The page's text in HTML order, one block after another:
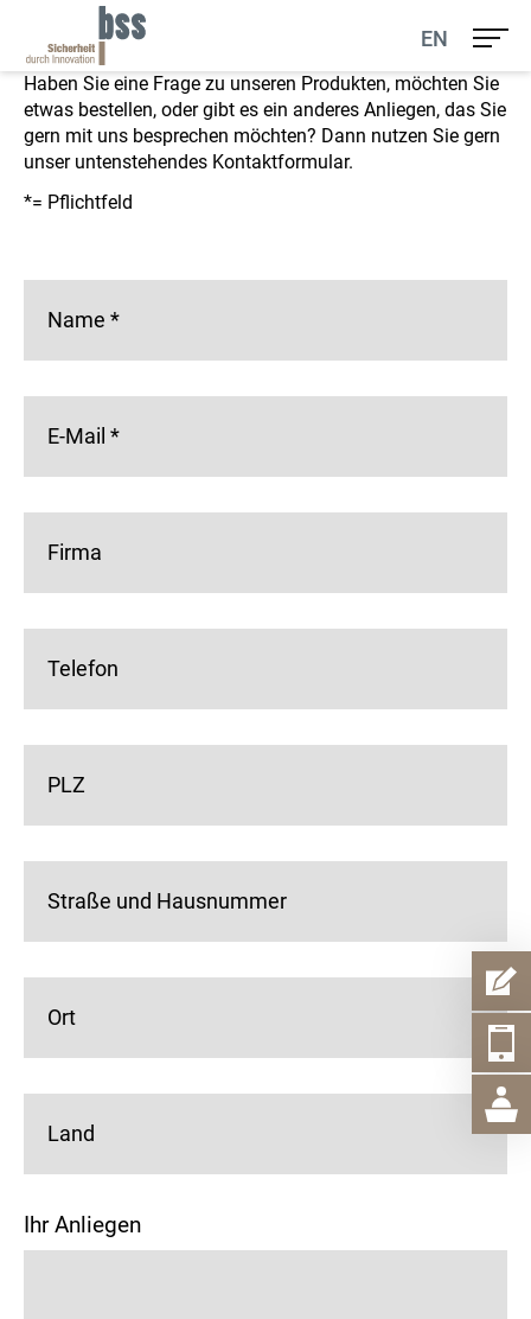
EN
Ihr Kontakt zu uns
Haben Sie eine Frage zu unseren Produkten, möchten Sie
etwas bestellen, oder gibt es ein anderes Anliegen, das Sie
gern mit uns besprechen möchten? Dann nutzen Sie gern
unser untenstehendes Kontaktformular.
*= Pflichtfeld
Name *
E-Mail *
Firma
Telefon
PLZ
Straße und Hausnummer
Ort
Land
Ihr Anliegen